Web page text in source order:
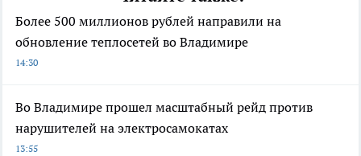
Более 500 миллионов рублей направили на
обновление теплосетей во Владимире
14:30
Во Владимире прошел масштабный рейд против
нарушителей на электросамокатах
13:55